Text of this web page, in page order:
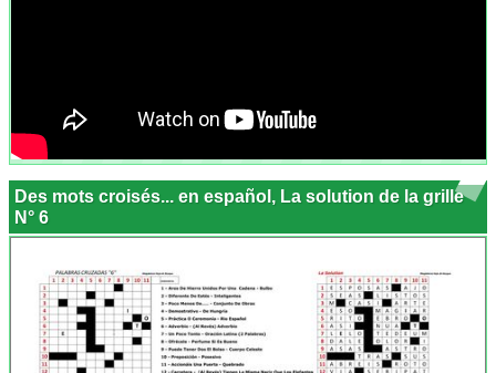
Des mots croisés... en español, La solution de la grille
N° 6